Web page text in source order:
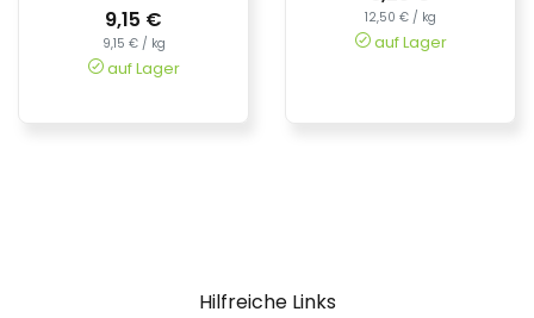
9,15 €
9,15 € / kg
auf Lager
12,50 € / kg
auf Lager
Hilfreiche Links